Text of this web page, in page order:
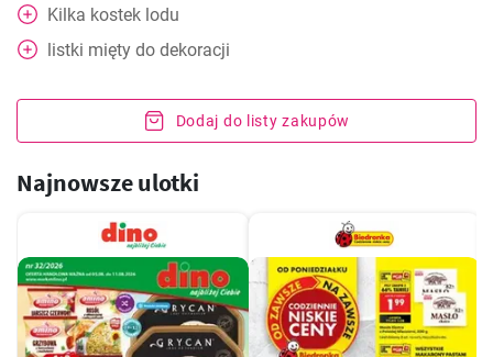
Kilka kostek lodu
listki mięty do dekoracji
Dodaj do listy zakupów
Najnowsze ulotki